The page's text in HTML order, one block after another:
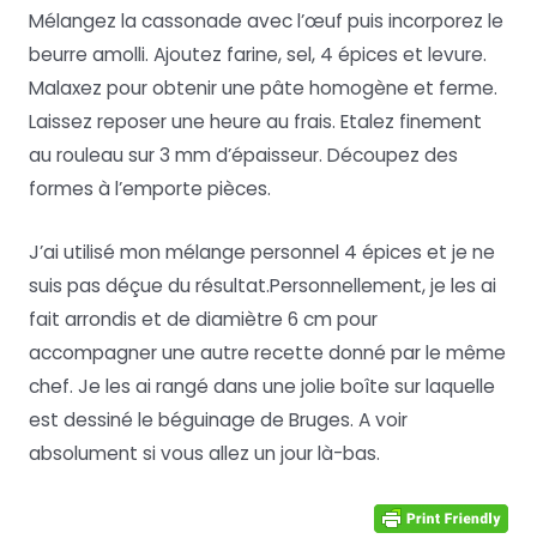
Mélangez la cassonade avec l’œuf puis incorporez le
beurre amolli. Ajoutez farine, sel, 4 épices et levure.
Malaxez pour obtenir une pâte homogène et ferme.
Laissez reposer une heure au frais. Etalez finement
au rouleau sur 3 mm d’épaisseur. Découpez des
formes à l’emporte pièces.
J’ai utilisé mon mélange personnel 4 épices et je ne
suis pas déçue du résultat.Personnellement, je les ai
fait arrondis et de diamiètre 6 cm pour
accompagner une autre recette donné par le même
chef. Je les ai rangé dans une jolie boîte sur laquelle
est dessiné le béguinage de Bruges. A voir
absolument si vous allez un jour là-bas.